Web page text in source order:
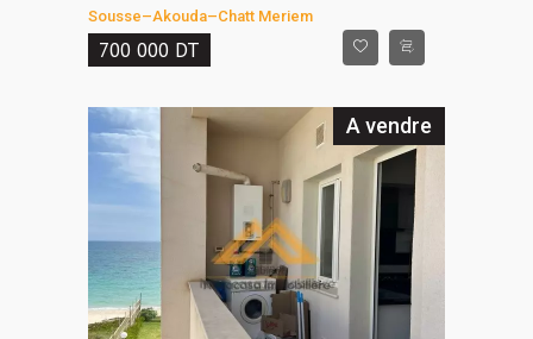
Sousse–Akouda–Chatt Meriem
700 000 DT
A vendre